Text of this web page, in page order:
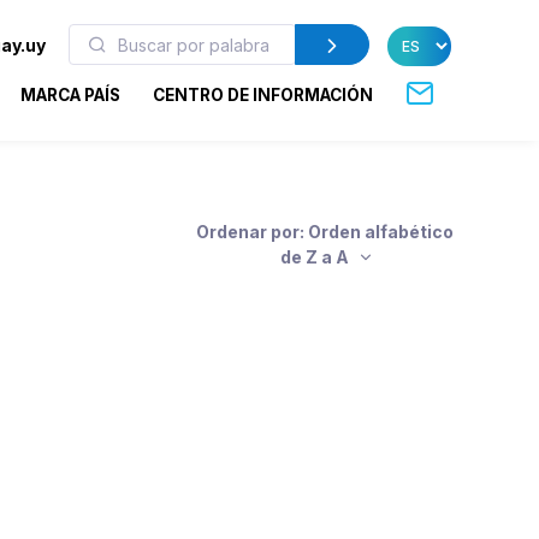
MARCA PAÍS CENTRO DE INFORMACIÓN
Ordenar por: Orden alfabético
de Z a A